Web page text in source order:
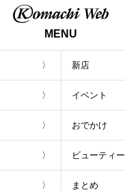
MENU
新店
イベント
おでかけ
ビューティー
まとめ